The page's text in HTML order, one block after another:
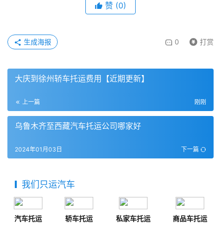
赞 (0)
0 打赏
生成海报
大庆到徐州轿车托运费用【近期更新】
上一篇 刚刚
乌鲁木齐至西藏汽车托运公司哪家好
下一篇
2024年01月03日
我们只运汽车
汽车托运 轿车托运 私家车托运 商品车托运